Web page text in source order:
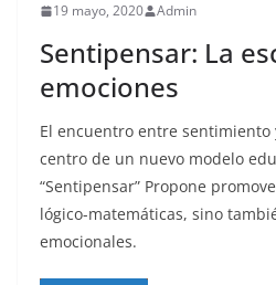
19 mayo, 2020 Admin
Sentipensar: La
emociones
El encuentro entre sentimiento
centro de un nuevo modelo
“Sentipensar” Propone
lógico-matemáticas, sino
emocionales.